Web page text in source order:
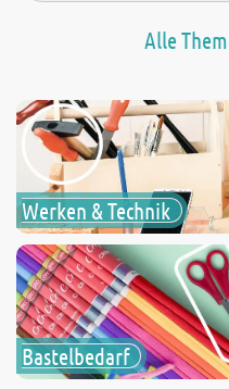
Alle
Werken & Technik
Bastelbedarf